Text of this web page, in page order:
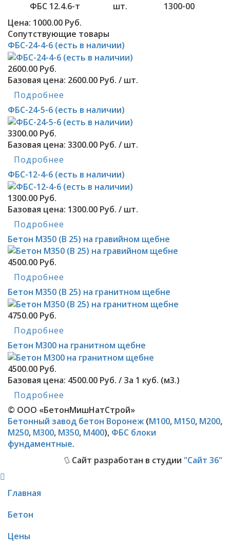
ФБС 12.4.6-т
шт.
1300-00
Цена: 1000.00 Руб.
Сопутствующие товары
ФБС-24-4-6 (есть в наличии)
2600.00 Руб.
Базовая цена: 2600.00 Руб. / шт.
Подробнее
ФБС-24-5-6 (есть в наличии)
3300.00 Руб.
Базовая цена: 3300.00 Руб. / шт.
Подробнее
ФБС-12-4-6 (есть в наличии)
1300.00 Руб.
Базовая цена: 1300.00 Руб. / шт.
Подробнее
Бетон М350 (В 25) на гравийном щебне
4500.00 Руб.
Подробнее
Бетон М350 (В 25) на гранитном щебне
4750.00 Руб.
Подробнее
Бетон М300 на гранитном щебне
4500.00 Руб.
Базовая цена: 4500.00 Руб. / За 1 куб. (м3.)
Подробнее
© ООО «БетонМишНатСтрой»
Бетонный завод бетон Воронеж(М100, М150, М200,
М250, М300, М350, М400), ФБС блоки
фундаментные.
Сайт разработан в студии "Сайт 36"
Главная
Бетон
Цены